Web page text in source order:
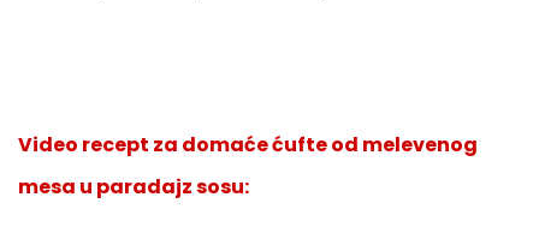
Video recept za domaće ćufte od melevenog
mesa u paradajz sosu: